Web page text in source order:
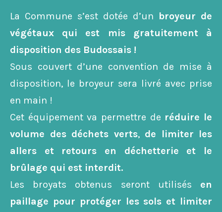
La Commune s’est dotée d’un broyeur de
végétaux qui est mis gratuitement à
disposition des Budossais !
Sous couvert d’une convention de mise à
disposition, le broyeur sera livré avec prise
en main !
Cet équipement va permettre de réduire le
volume des déchets verts, de limiter les
allers et retours en déchetterie et le
brûlage qui est interdit.
Les broyats obtenus seront utilisés en
paillage pour protéger les sols et limiter
nécessaires au
fonctionnement
du site Web.
Statistiques
Afin
d’améliorer la
fonctionnalité
structure du
site Web, en
fonction de
la façon dont
le site Web
est utilisé.